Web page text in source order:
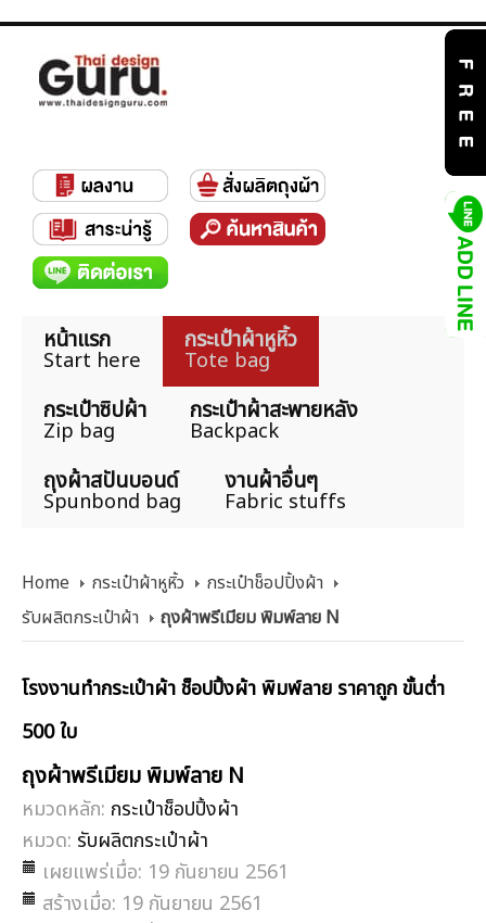
หน้าแรก
Start here
กระเป๋าผ้าหูหิ้ว
Tote bag
กระเป๋าซิปผ้า
Zip bag
กระเป๋าผ้าสะพายหลัง
Backpack
ถุงผ้าสปันบอนด์
Spunbond bag
งานผ้าอื่นๆ
Fabric stuffs
Home กระเป๋าผ้าหูหิ้ว
กระเป๋าช็อปปิ้งผ้า
รับผลิตกระเป๋าผ้า
ถุงผ้าพรีเมียม พิมพ์ลาย N
โรงงานทำกระเป๋าผ้า ช็อปปิ้งผ้า พิมพ์ลาย ราคาถูก ขั้นต่ำ
500 ใบ
ถุงผ้าพรีเมียม พิมพ์ลาย N
หมวดหลัก: กระเป๋าช็อปปิ้งผ้า
หมวด: รับผลิตกระเป๋าผ้า
เผยแพร่เมื่อ: 19 กันยายน 2561
สร้างเมื่อ: 19 กันยายน 2561